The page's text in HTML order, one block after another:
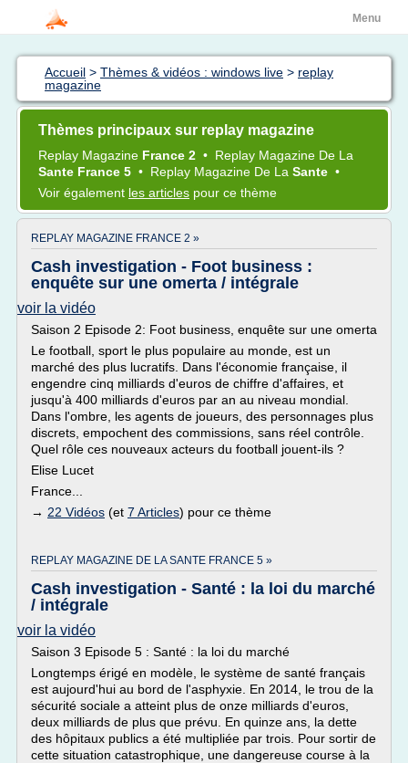
Menu
Accueil > Thèmes & vidéos : windows live > replay
magazine
Thèmes principaux sur replay magazine
Replay Magazine France 2 • Replay Magazine De La
Sante France 5 • Replay Magazine De La Sante •
Voir également les articles pour ce thème
REPLAY MAGAZINE FRANCE 2 »
Cash investigation - Foot business :
enquête sur une omerta / intégrale
voir la vidéo
Saison 2 Episode 2: Foot business, enquête sur une omerta
Le football, sport le plus populaire au monde, est un
marché des plus lucratifs. Dans l'économie française, il
engendre cinq milliards d'euros de chiffre d'affaires, et
jusqu'à 400 milliards d'euros par an au niveau mondial.
Dans l'ombre, les agents de joueurs, des personnages plus
discrets, empochent des commissions, sans réel contrôle.
Quel rôle ces nouveaux acteurs du football jouent-ils ?
Elise Lucet
France...
→ 22 Vidéos (et 7 Articles) pour ce thème
REPLAY MAGAZINE DE LA SANTE FRANCE 5 »
Cash investigation - Santé : la loi du marché
/ intégrale
voir la vidéo
Saison 3 Episode 5 : Santé : la loi du marché
Longtemps érigé en modèle, le système de santé français
est aujourd'hui au bord de l'asphyxie. En 2014, le trou de la
sécurité sociale a atteint plus de onze milliards d'euros,
deux milliards de plus que prévu. En quinze ans, la dette
des hôpitaux publics a été multipliée par trois. Pour sortir de
cette situation catastrophique, une dangereuse course à la